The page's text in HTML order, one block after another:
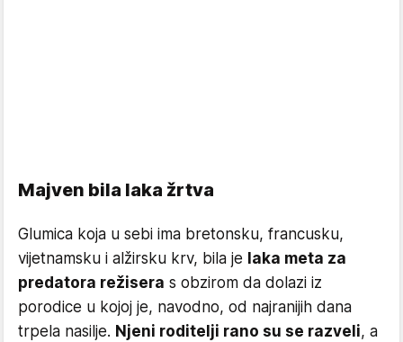
Majven bila laka žrtva
Glumica koja u sebi ima bretonsku, francusku,
vijetnamsku i alžirsku krv, bila je laka meta za
predatora režisera s obzirom da dolazi iz
porodice u kojoj je, navodno, od najranijih dana
trpela nasilje. Njeni roditelji rano su se razveli, a